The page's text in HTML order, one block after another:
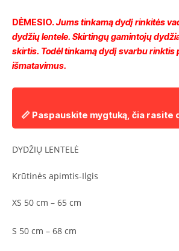
DĖMESIO.Jums tinkamą dydį rinkitės
dydžių lentele. Skirtingų gamintojų
skirtis. Todėl tinkamą dydį svarbu rinktis
išmatavimus.
📏 Paspauskite mygtuką, čia rasite
DYDŽIŲ LENTELĖ
Krūtinės apimtis-Ilgis
XS 50 cm – 65 cm
S 50 cm – 68 cm